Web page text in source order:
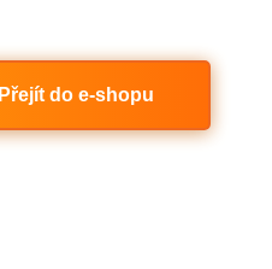
Přejít do e-shopu